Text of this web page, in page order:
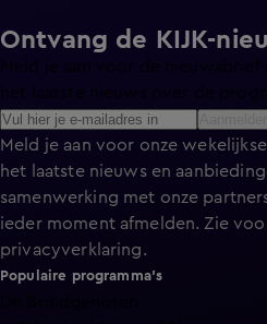
Ontvang de KIJK-
Meld je aan voor de
Meld je aan voor onze
het laatste nieuws en
samenwerking met onze
ieder moment afmelden. Zie
privacyverklaring.
Populaire programma's